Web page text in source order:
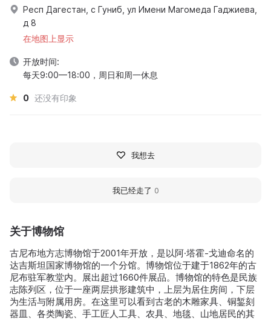
关于博物馆
古尼布地方志博物馆于2001年开放，是以阿·塔霍-戈迪命名的
达吉斯坦国家博物馆的一个分馆。博物馆位于建于1862年的古
尼布驻军教堂内。展出超过1660件展品。博物馆的特色是民族
志陈列区，位于一座两层拱形建筑中，上层为居住房间，下层
为生活与附属用房。在这里可以看到古老的木雕家具、铜錾刻
器皿、各类陶瓷、手工匠人工具、农具、地毯、山地居民的其
Респ Дагестан, с Гуниб, ул Имени Магомеда Гаджиева,
д 8
在地图上显示
开放时间:
每天9:00—18:00，周日和周一休息
0 还没有印象
我想去
我已经走了 0